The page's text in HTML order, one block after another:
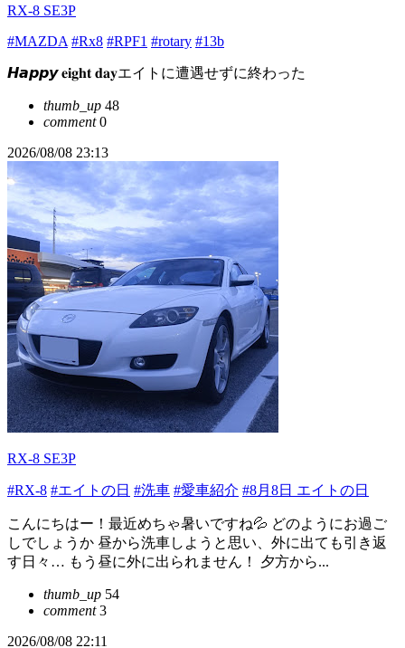
RX-8 SE3P
#MAZDA #Rx8 #RPF1 #rotary #13b
𝙃𝙖𝙥𝙥𝙮 𝐞𝐢𝐠𝐡𝐭 𝐝𝐚𝐲エイトに遭遇せずに終わった
thumb_up 48
comment0
2026/08/08 23:13
RX-8 SE3P
#RX-8 #エイトの日 #洗車 #愛車紹介 #8月8日 エイトの日
こんにちはー！最近めちゃ暑いですね💦 どのようにお過ご
しでしょうか 昼から洗車しようと思い、外に出ても引き返
す日々… もう昼に外に出られません！ 夕方から...
thumb_up 54
comment3
2026/08/08 22:11